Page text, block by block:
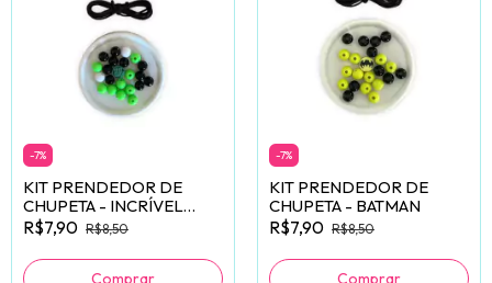
-7%
KIT PRENDEDOR DE
CHUPETA - INCRÍVEL
HULK
R$7,90 R$8,50
-7%
KIT PRENDEDOR DE
CHUPETA - BATMAN
R$7,90 R$8,50